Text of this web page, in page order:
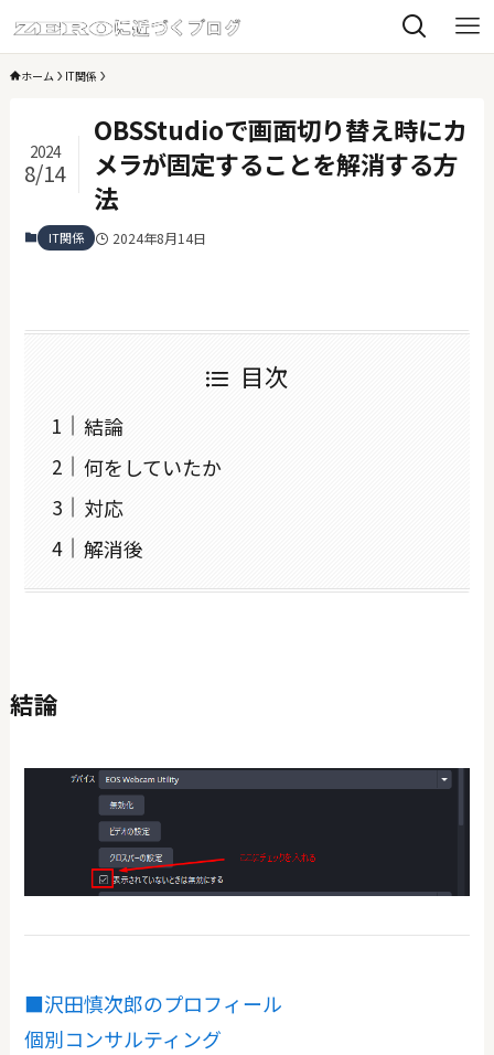
ホーム IT関係
OBSStudioで画面切り替え時にカ
メラが固定することを解消する方
法
2024
8/14
IT関係 2024年8月14日
目次
結論
何をしていたか
対応
解消後
結論
■沢田慎次郎のプロフィール
個別コンサルティング